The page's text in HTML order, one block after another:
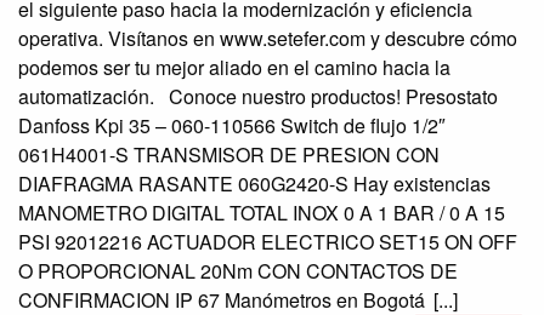
el siguiente paso hacia la modernización y eficiencia
operativa. Visítanos en www.setefer.com y descubre cómo
podemos ser tu mejor aliado en el camino hacia la
automatización. Conoce nuestro productos! Presostato
Danfoss Kpi 35 – 060-110566 Switch de flujo 1/2″
061H4001-S TRANSMISOR DE PRESION CON
DIAFRAGMA RASANTE 060G2420-S Hay existencias
MANOMETRO DIGITAL TOTAL INOX 0 A 1 BAR / 0 A 15
PSI 92012216 ACTUADOR ELECTRICO SET15 ON OFF
O PROPORCIONAL 20Nm CON CONTACTOS DE
CONFIRMACION IP 67 Manómetros en Bogotá [...]